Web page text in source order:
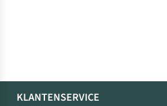
KLANTENSERVICE